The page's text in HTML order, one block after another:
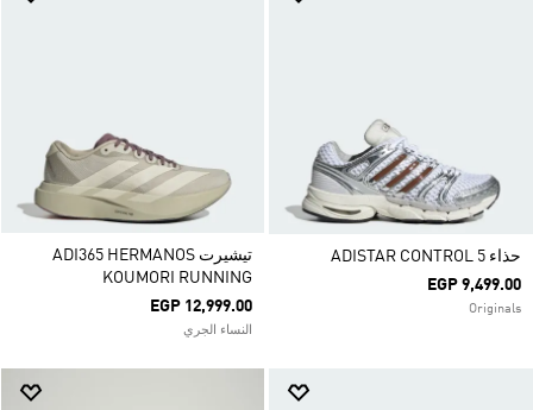
حذاء ADISTAR CONTROL 5
EGP 9,499.00
Originals
تيشيرت ADI365 HERMANOS
KOUMORI RUNNING
EGP 12,999.00
النساء الجري